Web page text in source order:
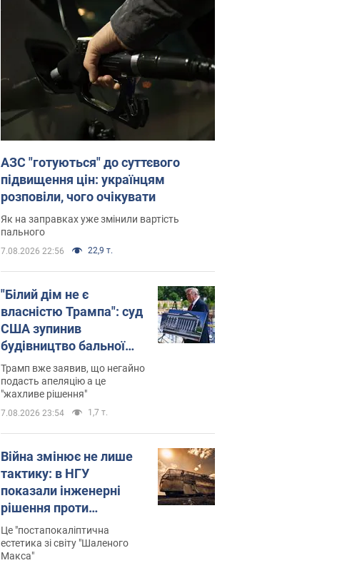
АЗС "готуються" до суттєвого
підвищення цін: українцям
розповіли, чого очікувати
Як на заправках уже змінили вартість
пального
7.08.2026 22:56 22,9 т.
"Білий дім не є
власністю Трампа": суд
США зупинив
будівництво бальної
зали за $400 млн
Трамп вже заявив, що негайно
подасть апеляцію а це
"жахливе рішення"
7.08.2026 23:54 1,7 т.
Війна змінює не лише
тактику: в НГУ
показали інженерні
рішення проти
російських FPV-дронів.
Фото
Це "постапокаліптична
естетика зі світу "Шаленого
Макса"